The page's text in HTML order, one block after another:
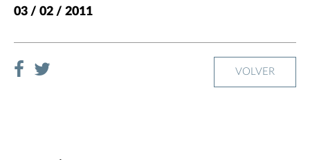
03 / 02 / 2011
VOLVER